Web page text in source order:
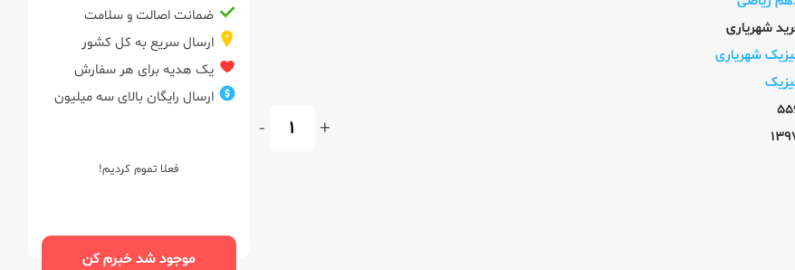
شهریاری
شهریاری
+
-
ضمانت اصالت و سلامت
ارسال سریع به کل کشور
یک هدیه برای هر سفارش
ارسال رایگان بالای سه میلیون
فعلا تموم کردیم!
موجود شد خبرم کن